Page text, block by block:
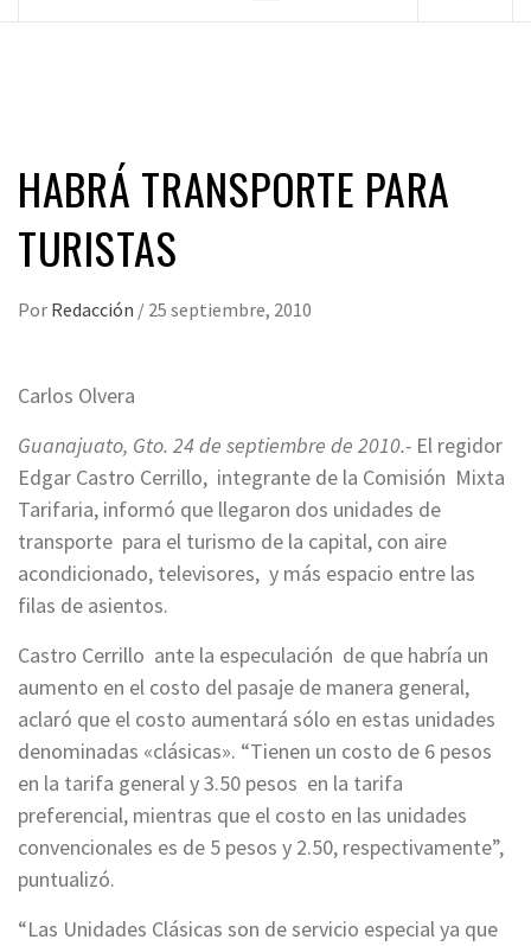
HABRÁ TRANSPORTE PARA
TURISTAS
Por Redacción / 25 septiembre, 2010
Carlos Olvera
Guanajuato, Gto. 24 de septiembre de 2010.- El regidor
Edgar Castro Cerrillo, integrante de la Comisión Mixta
Tarifaria, informó que llegaron dos unidades de
transporte para el turismo de la capital, con aire
acondicionado, televisores, y más espacio entre las
filas de asientos.
Castro Cerrillo ante la especulación de que habría un
aumento en el costo del pasaje de manera general,
aclaró que el costo aumentará sólo en estas unidades
denominadas «clásicas». “Tienen un costo de 6 pesos
en la tarifa general y 3.50 pesos en la tarifa
preferencial, mientras que el costo en las unidades
convencionales es de 5 pesos y 2.50, respectivamente”,
puntualizó.
“Las Unidades Clásicas son de servicio especial ya que